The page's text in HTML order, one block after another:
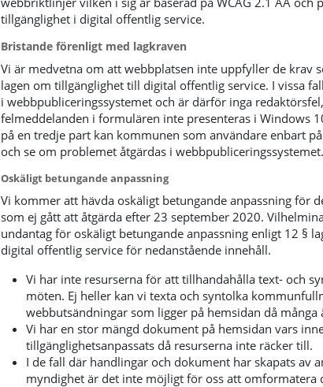
tillgänglighet i digital offentlig service.
Bristande förenligt med lagkraven
Vi är medvetna om att webbplatsen inte uppfyller de krav
lagen om tillgänglighet till digital offentlig service. I vissa
i webbpubliceringssystemet och är därför inga
felmeddelanden i formulären inte presenteras i Windows
på en tredje part kan kommunen som användare enbart
och se om problemet åtgärdas i webbpubliceringssystemet.
Oskäligt betungande anpassning
Vi kommer att hävda oskäligt betungande anpassning för
som ej gått att åtgärda efter 23 september 2020.
undantag för oskäligt betungande anpassning enligt 12 §
digital offentlig service för nedanstående innehåll.
Vi har inte resurserna för att tillhandahålla text- och
möten. Ej heller kan vi texta och syntolka
webbutsändningar som ligger på hemsidan då
Vi har en stor mängd dokument på hemsidan vars
tillgänglighetsanpassats då resurserna inte räcker till.
I de fall där handlingar och dokument har skapats av
myndighet är det inte möjligt för oss att omformatera